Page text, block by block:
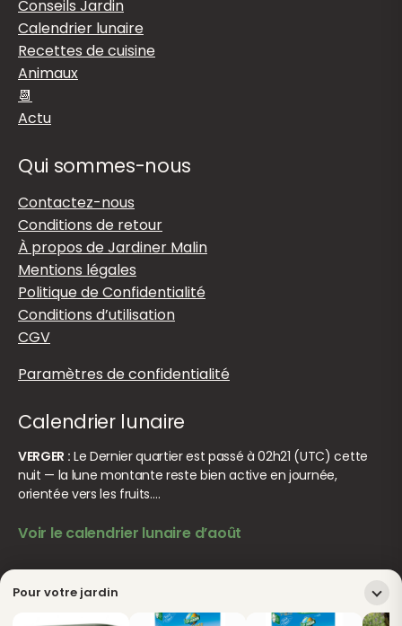
Pour votre jardin
Conseils Jardin
Calendrier lunaire
Recettes de cuisine
Animaux
📆
Actu
Qui sommes-nous
Contactez-nous
Conditions de retour
À propos de Jardiner Malin
Mentions légales
Politique de Confidentialité
Conditions d’utilisation
CGV
Paramètres de confidentialité
Calendrier lunaire
VERGER : Le Dernier quartier est passé à 02h21 (UTC) cette
nuit — la lune montante reste bien active en journée,
orientée vers les fruits.…
Voir le calendrier lunaire d’août
© Jardiner Malin. Tous droits réservés.